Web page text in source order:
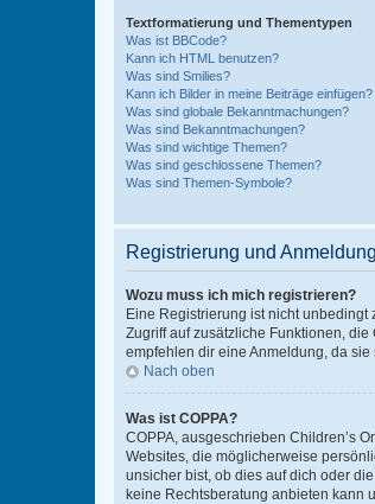
Textformatierung und Thementypen
Was ist BBCode?
Kann ich HTML benutzen?
Was sind Smilies?
Kann ich Bilder in meine Beiträge einfügen?
Was sind globale Bekanntmachungen?
Was sind Bekanntmachungen?
Was sind wichtige Themen?
Was sind geschlossene Themen?
Was sind Themen-Symbole?
Registrierung und Anmeldung
Wozu muss ich mich registrieren?
Eine Registrierung ist nicht
Zugriff auf zusätzliche Funktionen,
empfehlen dir eine Anmeldung, da
Nach oben
Was ist COPPA?
COPPA, ausgeschrieben Children’s
Websites, die möglicherweise
unsicher bist, ob dies auf dich oder
keine Rechtsberatung anbieten kann